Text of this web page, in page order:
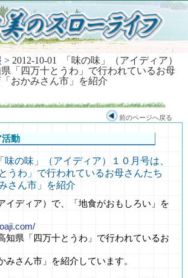
> 2012-10-01 「味の味」（アイディア）
「四万十とうわ」で行われているお母
おかみさん市」を紹介
前のページへ戻る
活動
の味」（アイディア）１０月号は、
うわ」で行われているお母さんたち
さん市」を紹介
イディア）で、「地食がおもしろい」を
知県「四万十とうわ」で行われているお
みさん市」を紹介しています。